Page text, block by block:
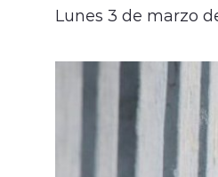
Lunes 3 de marzo